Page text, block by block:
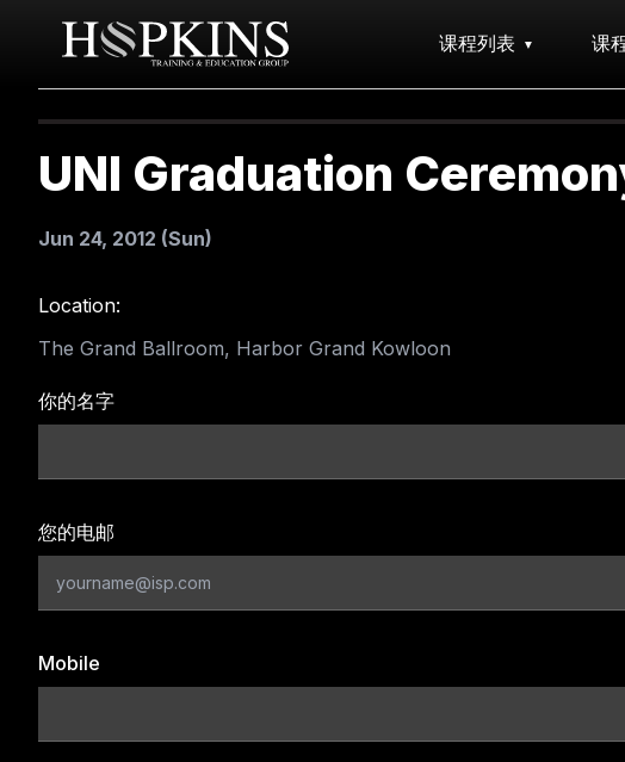
课程列表 课
UNI Graduation
Jun 24, 2012 (Sun)
Location:
The Grand Ballroom, Harbor Grand Kowloon
你的名字
您的电邮
Mobile